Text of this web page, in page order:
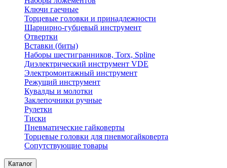
Ключи гаечные
Торцевые головки и принадлежности
Шарнирно-губцевый инструмент
Отвертки
Вставки (биты)
Наборы шестигранников, Torx, Spline
Диэлектрический инструмент VDE
Электромонтажный инструмент
Режущий инструмент
Кувалды и молотки
Заклепочники ручные
Рулетки
Тиски
Пневматические гайковерты
Торцевые головки для пневмогайковерта
Сопутствующие товары
Каталог